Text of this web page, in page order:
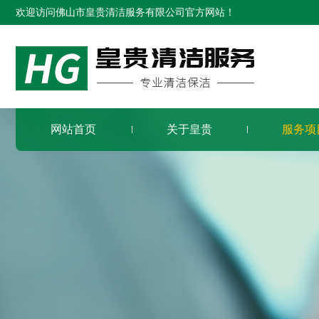
欢迎访问佛山市皇贵清洁服务有限公司官方网站！
网站首页 关于皇贵 服务项